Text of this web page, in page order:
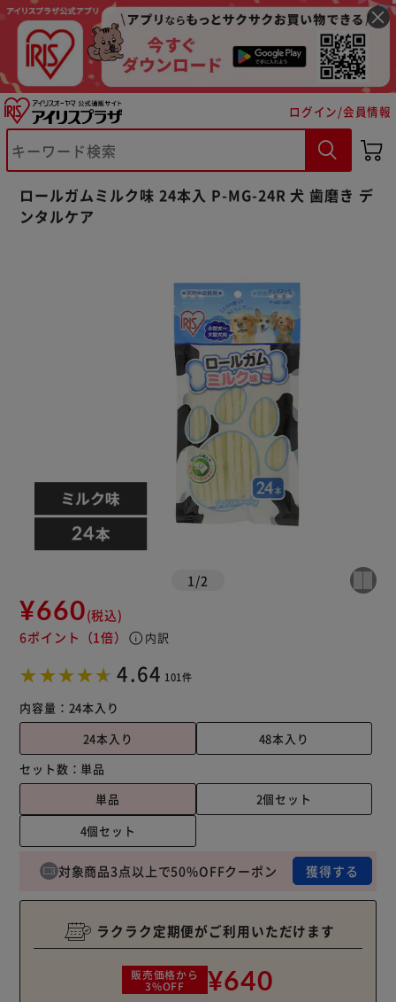
ログイン/会員情報
ロールガムミルク味 24本入 P-MG-24R 犬 歯磨き デ
ンタルケア
1 /2
¥660(税込)
6ポイント （1倍） info 内訳
4.64 101件
内容量： 24本入り
24本入り
48本入り
セット数： 単品
単品
2個セット
4個セット
対象商品3点以上で50%OFFクーポン 獲得する
ラクラク定期便がご利用いただけます
販売価格から
3%OFF ¥640
購入手続きへ